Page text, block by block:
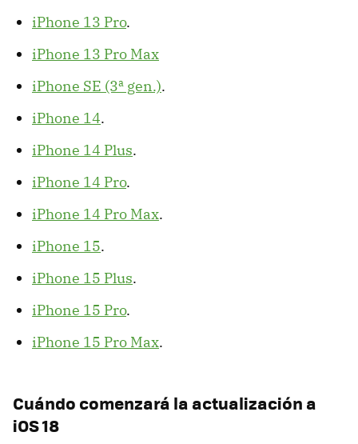
iPhone 13 Pro.
iPhone 13 Pro Max
iPhone SE (3ª gen.).
iPhone 14.
iPhone 14 Plus.
iPhone 14 Pro.
iPhone 14 Pro Max.
iPhone 15.
iPhone 15 Plus.
iPhone 15 Pro.
iPhone 15 Pro Max.
Cuándo comenzará la actualización a
iOS 18